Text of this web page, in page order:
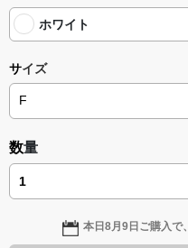
ホワイト
サイズ
数量
本日8月9日 ご購入で、